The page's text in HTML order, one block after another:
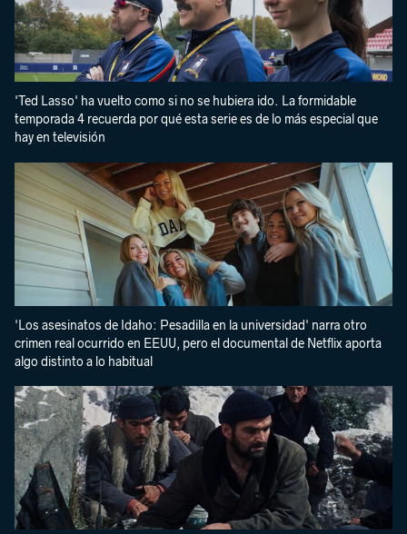
'Ted Lasso' ha vuelto como si no se hubiera ido. La formidable
temporada 4 recuerda por qué esta serie es de lo más especial que
hay en televisión
'Los asesinatos de Idaho: Pesadilla en la universidad' narra otro
crimen real ocurrido en EEUU, pero el documental de Netflix aporta
algo distinto a lo habitual